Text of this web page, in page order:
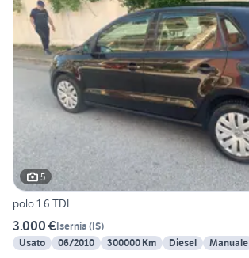
5
polo 1.6 TDI
3.000 €Isernia (IS)
Usato
06/2010 300000 Km Diesel Manuale